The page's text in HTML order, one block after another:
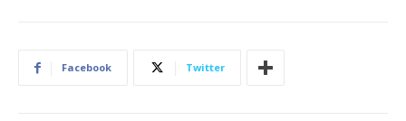
Facebook Twitter